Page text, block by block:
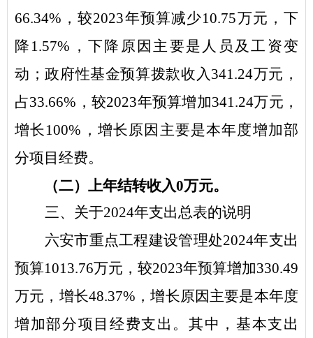
66.34% ，较2023年预算减少10.75万元，下
降 1.57% ，下降原因主要是 人员及工资变
动 ；政府性基金预算拨款收入341.24万元，
占33.66% ， 较2023年预算增加341.24万元，
增长100% ，增长原因主要是本年度增加部
分项目经费。
（二）上年结转收入0万元。
三、关于2024年支出总表的说明
六安市重点工程建设管理处2024年支出
预算1013.76万元， 较2023年预算增加330.49
万元，增长48.37% ，增长原因主要是本年度
增加部分项目经费支出 。其中，基本支出